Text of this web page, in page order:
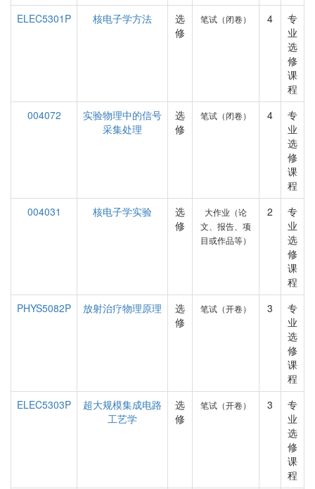
ELEC5301P
核电子学方法
选
修
笔试（闭卷） 4
专
业
选
修
课
程
004072
实验物理中的信号
采集处理
选
修
笔试（闭卷） 4
专
业
选
修
课
程
004031
核电子学实验
选
修
大作业（论
文、报告、项
目或作品等）
2
专
业
选
修
课
程
PHYS5082P
放射治疗物理原理
选
修
笔试（开卷） 3
专
业
选
修
课
程
ELEC5303P
超大规模集成电路
工艺学
选
修
笔试（开卷） 3
专
业
选
修
课
程